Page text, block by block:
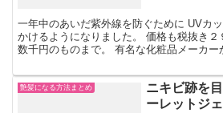
一年中のあいだ紫外線を防ぐために UVカ
かけるようになりました。 価格も税抜き２
数千円のものまで。 有名な化粧品メーカー
艶髪になる方法まとめ
ニキビ跡を
ーレットジ